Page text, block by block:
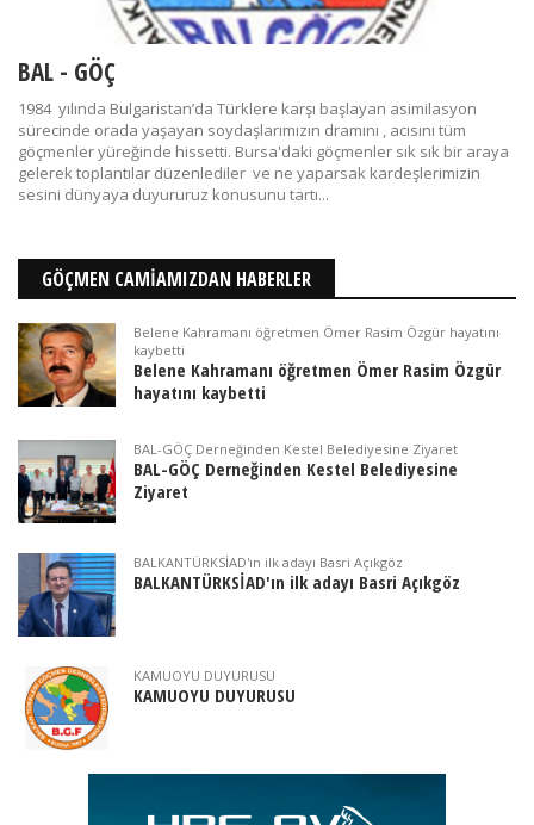
BAL - GÖÇ
1984 yılında Bulgaristan’da Türklere karşı başlayan asimilasyon
sürecinde orada yaşayan soydaşlarımızın dramını , acısını tüm
göçmenler yüreğinde hissetti. Bursa'daki göçmenler sık sık bir araya
gelerek toplantılar düzenlediler ve ne yaparsak kardeşlerimizin
sesini dünyaya duyururuz konusunu tartı...
GÖÇMEN CAMİAMIZDAN HABERLER
Belene Kahramanı öğretmen Ömer Rasim Özgür hayatını
kaybetti
Belene Kahramanı öğretmen Ömer Rasim Özgür
hayatını kaybetti
BAL-GÖÇ Derneğinden Kestel Belediyesine Ziyaret
BAL-GÖÇ Derneğinden Kestel Belediyesine
Ziyaret
BALKANTÜRKSİAD'ın ilk adayı Basri Açıkgöz
BALKANTÜRKSİAD'ın ilk adayı Basri Açıkgöz
KAMUOYU DUYURUSU
KAMUOYU DUYURUSU